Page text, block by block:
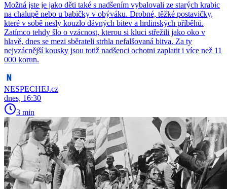
Možná jste je jako děti také s nadšením vybalovali ze starých krabic
na chalupě nebo u babičky v obýváku. Drobné, těžké postavičky,
které v sobě nesly kouzlo dávných bitev a hrdinských příběhů.
Zatímco tehdy šlo o vzácnost, kterou si kluci střežili jako oko v
hlavě, dnes se mezi sběrateli strhla nefalšovaná bitva. Za ty
nejvzácnější kousky jsou totiž nadšenci ochotni zaplatit i více než 11
000 korun.
NESPECHEJ.cz
dnes, 16:30
3 min